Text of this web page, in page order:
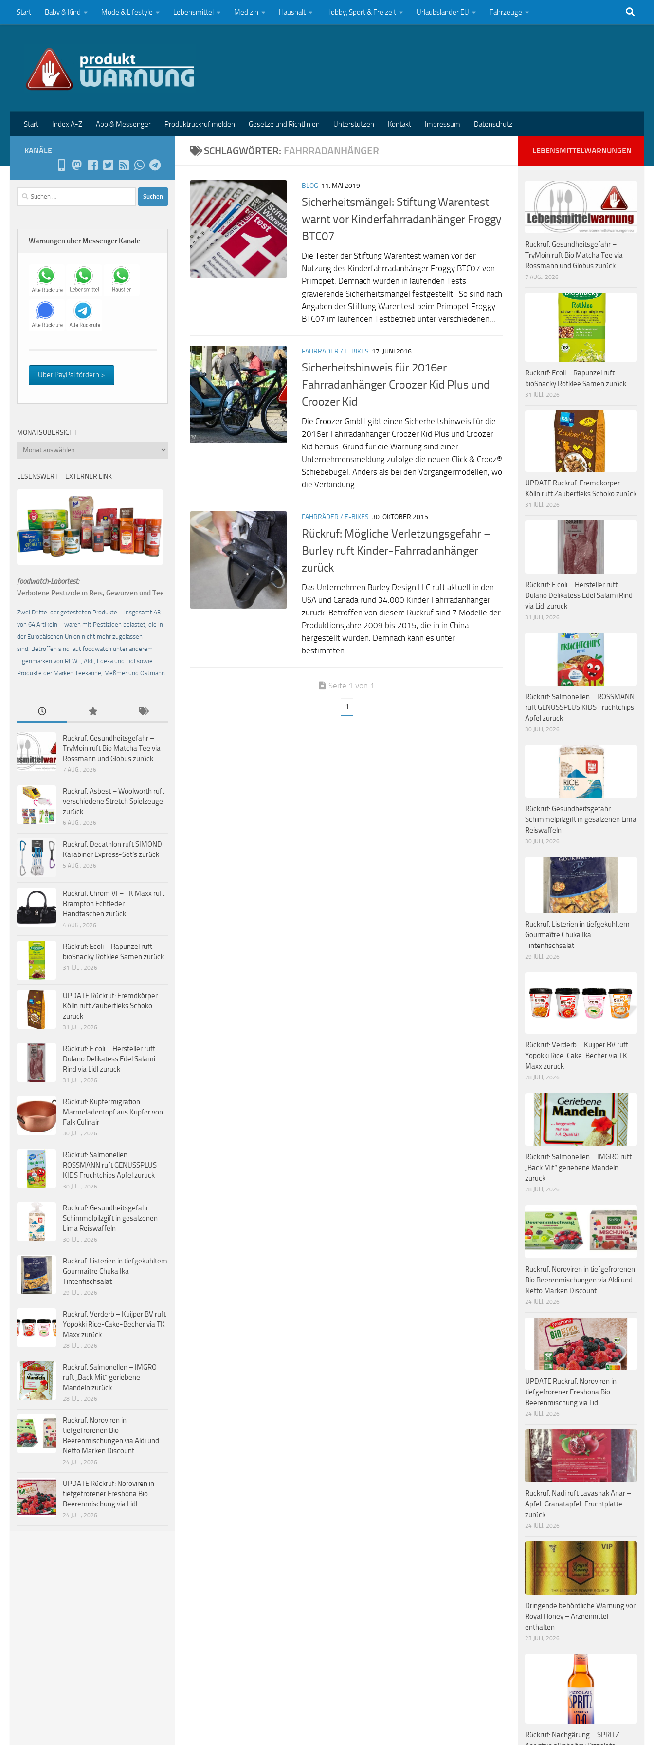
Zum Inhalt springen
Start Baby & Kind Mode & Lifestyle Lebensmittel Medizin Haushalt Hobby, Sport & Freizeit Urlaubsländer EU Fahrzeuge
Start Index A-Z App & Messenger Produktrückruf melden Gesetze und Richtlinien Unterstützen Kontakt Impressum Datenschutz
SCHLAGWÖRTER: FAHRRADANHÄNGER
BLOG 11. MAI 2019
Sicherheitsmängel: Stiftung Warentest
warnt vor Kinderfahrradanhänger Froggy
BTC07
Die Tester der Stiftung Warentest warnen vor der
Nutzung des Kinderfahrradanhänger Froggy BTC07 von
Primopet. Demnach wurden in laufenden Tests
gravierende Sicherheitsmängel festgestellt. So sind nach
Angaben der Stiftung Warentest beim Primopet Froggy
BTC07 im laufenden Testbetrieb unter verschiedenen...
FAHRRÄDER / E-BIKES 17. JUNI 2016
Sicherheitshinweis für 2016er
Fahrradanhänger Croozer Kid Plus und
Croozer Kid
Die Croozer GmbH gibt einen Sicherheitshinweis für die
2016er Fahrradanhänger Croozer Kid Plus und Croozer
Kid heraus. Grund für die Warnung sind einer
Unternehmensmeldung zufolge die neuen Click & Crooz®
Schiebebügel. Anders als bei den Vorgängermodellen, wo
die Verbindung...
FAHRRÄDER / E-BIKES 30. OKTOBER 2015
Rückruf: Mögliche Verletzungsgefahr –
Burley ruft Kinder-Fahrradanhänger
zurück
Das Unternehmen Burley Design LLC ruft aktuell in den
USA und Canada rund 34.000 Kinder Fahrradanhänger
zurück. Betroffen von diesem Rückruf sind 7 Modelle der
Produktionsjahre 2009 bis 2015, die in in China
hergestellt wurden. Demnach kann es unter
bestimmten...
Seite 1 von 1
1
KANÄLE
Suchen
nach:
Warnungen über Messenger Kanäle
Über PayPal fördern >
MONATSÜBERSICHT
Monatsübersicht
LESENSWERT – EXTERNER LINK
foodwatch-Labortest:
Verbotene Pestizide in Reis, Gewürzen und Tee
Zwei Drittel der getesteten Produkte – insgesamt 43
von 64 Artikeln – waren mit Pestiziden belastet, die in
der Europäischen Union nicht mehr zugelassen
sind. Betroffen sind laut foodwatch unter anderem
Eigenmarken von REWE, Aldi, Edeka und Lidl sowie
Produkte der Marken Teekanne, Meßmer und Ostmann.
Rückruf: Gesundheitsgefahr –
TryMoin ruft Bio Matcha Tee via
Rossmann und Globus zurück
7 AUG., 2026
Rückruf: Asbest – Woolworth ruft
verschiedene Stretch Spielzeuge
zurück
6 AUG., 2026
Rückruf: Decathlon ruft SIMOND
Karabiner Express-Set’s zurück
5 AUG., 2026
Rückruf: Chrom VI – TK Maxx ruft
Brampton Echtleder-
Handtaschen zurück
4 AUG., 2026
Rückruf: Ecoli – Rapunzel ruft
bioSnacky Rotklee Samen zurück
31 JULI, 2026
UPDATE Rückruf: Fremdkörper –
Kölln ruft Zauberfleks Schoko
zurück
31 JULI, 2026
Rückruf: E.coli – Hersteller ruft
Dulano Delikatess Edel Salami
Rind via Lidl zurück
31 JULI, 2026
Rückruf: Kupfermigration –
Marmeladentopf aus Kupfer von
Falk Culinair
30 JULI, 2026
Rückruf: Salmonellen –
ROSSMANN ruft GENUSSPLUS
KIDS Fruchtchips Apfel zurück
30 JULI, 2026
Rückruf: Gesundheitsgefahr –
Schimmelpilzgift in gesalzenen
Lima Reiswaffeln
30 JULI, 2026
Rückruf: Listerien in tiefgekühltem
Gourmaître Chuka Ika
Tintenfischsalat
29 JULI, 2026
Rückruf: Verderb – Kuijper BV ruft
Yopokki Rice-Cake-Becher via TK
Maxx zurück
28 JULI, 2026
Rückruf: Salmonellen – IMGRO
ruft „Back Mit“ geriebene
Mandeln zurück
28 JULI, 2026
Rückruf: Noroviren in
tiefgefrorenen Bio
Beerenmischungen via Aldi und
Netto Marken Discount
24 JULI, 2026
UPDATE Rückruf: Noroviren in
tiefgefrorener Freshona Bio
Beerenmischung via Lidl
24 JULI, 2026
LEBENSMITTELWARNUNGEN
Rückruf: Gesundheitsgefahr –
TryMoin ruft Bio Matcha Tee via
Rossmann und Globus zurück
7 AUG., 2026
Rückruf: Ecoli – Rapunzel ruft
bioSnacky Rotklee Samen zurück
31 JULI, 2026
UPDATE Rückruf: Fremdkörper –
Kölln ruft Zauberfleks Schoko zurück
31 JULI, 2026
Rückruf: E.coli – Hersteller ruft
Dulano Delikatess Edel Salami Rind
via Lidl zurück
31 JULI, 2026
Rückruf: Salmonellen – ROSSMANN
ruft GENUSSPLUS KIDS Fruchtchips
Apfel zurück
30 JULI, 2026
Rückruf: Gesundheitsgefahr –
Schimmelpilzgift in gesalzenen Lima
Reiswaffeln
30 JULI, 2026
Rückruf: Listerien in tiefgekühltem
Gourmaître Chuka Ika
Tintenfischsalat
29 JULI, 2026
Rückruf: Verderb – Kuijper BV ruft
Yopokki Rice-Cake-Becher via TK
Maxx zurück
28 JULI, 2026
Rückruf: Salmonellen – IMGRO ruft
„Back Mit“ geriebene Mandeln
zurück
28 JULI, 2026
Rückruf: Noroviren in tiefgefrorenen
Bio Beerenmischungen via Aldi und
Netto Marken Discount
24 JULI, 2026
UPDATE Rückruf: Noroviren in
tiefgefrorener Freshona Bio
Beerenmischung via Lidl
24 JULI, 2026
Rückruf: Nadi ruft Lavashak Anar –
Apfel-Granatapfel-Fruchtplatte
zurück
24 JULI, 2026
Dringende behördliche Warnung vor
Royal Honey – Arzneimittel
enthalten
23 JULI, 2026
Rückruf: Nachgärung – SPRITZ